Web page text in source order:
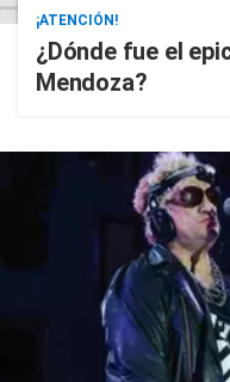
¡ATENCIÓN!
¿Dónde fue el
Mendoza?